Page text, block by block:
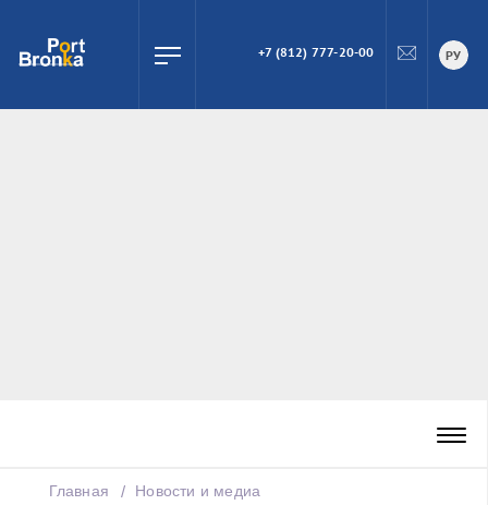
ПОИСК
+7 (812) 777-20-00 РУ
Главная Новости и медиа